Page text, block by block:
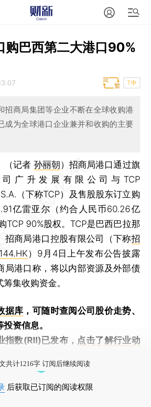
购巴西第二大港口90%
T中
招商局集团等企业不断在全球收购港
成为全球港口企业兼并和收购的主要
（记者 孙丽朝） 招商局港口通过旗
广升发展有限公司与TCP
（下称TCP）及售股股东订立购
亿雷亚尔（约合人民币60.26亿
TCP 90%股权。TCP是巴西巴拉那
招商局港口控股有限公司（下称招
）9月4日上午发布公告披露
局港口称，将以内部资源及外部债
集收购资金。
据库 ，可随时查阅公司股价走势、
资信息。
指数(RII)已发布， 点击了解行业动
共计1216字 订阅后继续阅读
后获取已订阅的阅读权限